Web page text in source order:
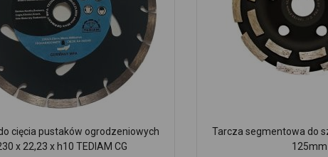
cięcia pustaków ogrodzeniowych
x 22,23 x h10 TEDIAM CG
Tarcza segmentowa do
125mm